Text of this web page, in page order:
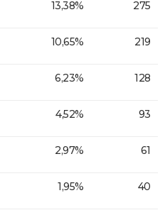
13,38% 275
10,65% 219
6,23% 128
4,52% 93
2,97% 61
1,95% 40